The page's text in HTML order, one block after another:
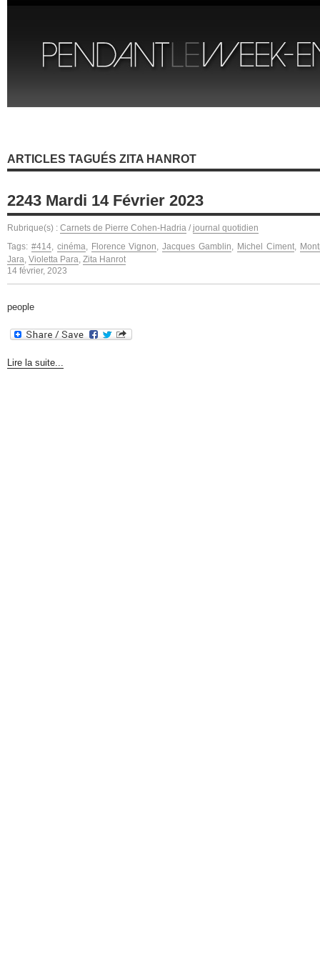
ARTICLES TAGUÉS ZITA HANROT
2243 Mardi 14 Février 2023
Rubrique(s) : Carnets de Pierre Cohen-Hadria / journal quotidien
Tags: #414, cinéma, Florence Vignon,Jacques Gamblin, Michel Ciment,
Jara, Violetta Para, Zita Hanrot
14 février, 2023
people
Lire la suite...